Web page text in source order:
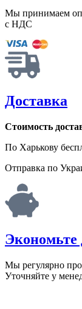
Мы принимаем
с НДС
Доставка
Стоимость
По Харькову
Отправка по
Экономьте
Мы регулярно
Уточняйте у